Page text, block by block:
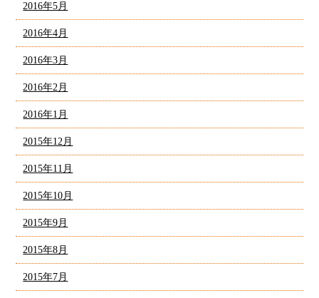
2016年5月
2016年4月
2016年3月
2016年2月
2016年1月
2015年12月
2015年11月
2015年10月
2015年9月
2015年8月
2015年7月